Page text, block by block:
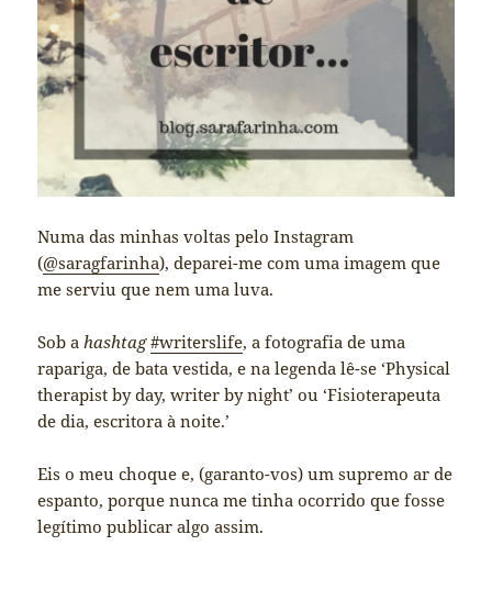
Numa das minhas voltas pelo Instagram
(@saragfarinha), deparei-me com uma imagem que
me serviu que nem uma luva.
Sob ahashtag #writerslife, a fotografia de uma
rapariga, de bata vestida, e na legenda lê-se ‘Physical
therapist by day, writer by night’ ou ‘Fisioterapeuta
de dia, escritora à noite.’
Eis o meu choque e, (garanto-vos) um supremo ar de
espanto, porque nunca me tinha ocorrido que fosse
legítimo publicar algo assim.